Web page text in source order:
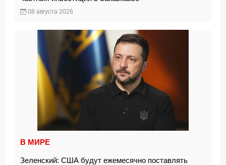
08 августа 2026
В МИРЕ
Зеленский: США будут ежемесячно поставлять